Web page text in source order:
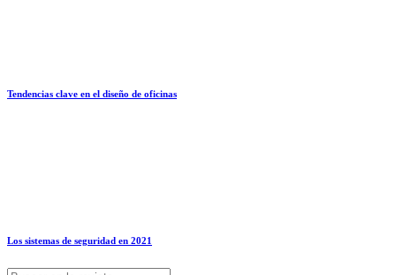
Tendencias clave en el diseño de oficinas
Los sistemas de seguridad en 2021